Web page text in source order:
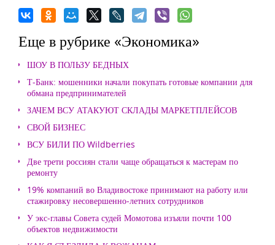
Еще в рубрике «Экономика»
ШОУ В ПОЛЬЗУ БЕДНЫХ
Т-Банк: мошенники начали покупать готовые компании для
обмана предпринимателей
ЗАЧЕМ ВСУ АТАКУЮТ СКЛАДЫ МАРКЕТПЛЕЙСОВ
СВОЙ БИЗНЕС
ВСУ БИЛИ ПО Wildberries
Две трети россиян стали чаще обращаться к мастерам по
ремонту
19% компаний во Владивостоке принимают на работу или
стажировку несовершенно-летних сотрудников
У экс-главы Совета судей Момотова изъяли почти 100
объектов недвижимости